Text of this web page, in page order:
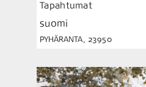
Tapahtumat
suomi
PYHÄRANTA, 23950